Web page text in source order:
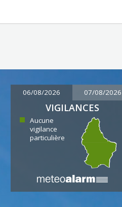
06/08/2026 07/08/2026
VIGILANCES
Aucune
vigilance
particulière